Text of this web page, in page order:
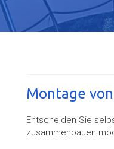
Montage
Entscheiden Sie
zusammenbauen